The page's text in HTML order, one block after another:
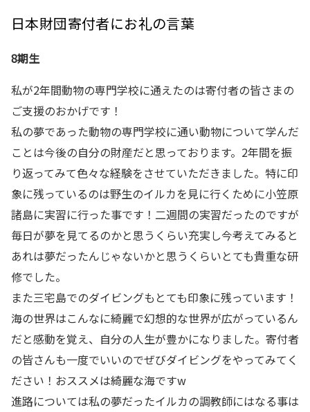
日本財団寄付者にお礼の言葉
8期生
私が2年間動物の専門学校に通えたのは寄付者の皆さまの
ご支援のおかげです！
私の夢であった動物の専門学校に通い動物について学んだ
ことは今後の自分の財産だと思っております。2年間を振
り返ってみて色々な経験をさせていただきました。特に印
象に残っているのは野生のイルカを見に行くために小笠原
諸島に実習に行った事です！二週間の実習だったのですが
毎日が夢を見てるのかと思うくらい充実し今考えてみると
あれは夢だったんじゃないかと思うくらいとても貴重な研
修でした。
また三宅島でのダイビングもとても印象に残っています！
海の世界はこんなに綺麗で幻想的な世界が広がっているん
だと感動を覚え、自分の人生が豊かになりました。寄付者
の皆さんも一度でいいのでぜびダイビングをやってみてく
ださい！おススメは綺麗な海ですw
進路については私の夢だったイルカの調教師にはなる事は